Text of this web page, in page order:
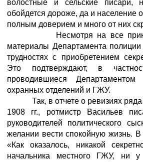
волостные и сельские писари,
обойдется дороже, да и население
полным доверием и много от них
Несмотря на все
материалы Департамента полиции
трудностях с приобретением
Это подтверждают, в
проводившиеся Департаментом
охранных отделений и ГЖУ.
Так, в отчете о ревизиях ряда
1908 гг., ротмистр Васильев
руководителей политического
желании вести спокойную жизнь. В
«Как оказалось, никакой
начальника местного ГЖУ, ни у